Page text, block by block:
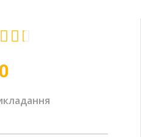
  
0